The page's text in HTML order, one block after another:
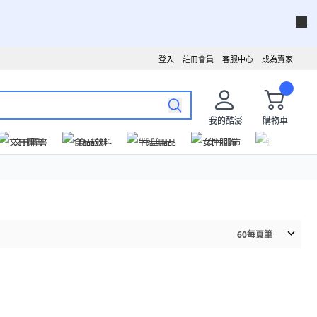
成為賣家
客服中心
註冊會員
登入
我的酷澎
購物車
文具圖書
食品飲料 生活用品 女性服飾
60每頁筆